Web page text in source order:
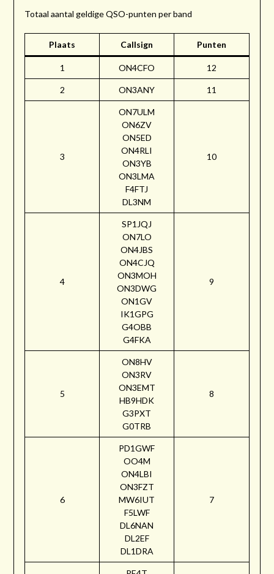
Totaal aantal geldige QSO-punten per band
Plaats Callsign Punten
1 ON4CFO 12
2 ON3ANY 11
3
ON7ULM
ON6ZV
ON5ED
ON4RLI
ON3YB
ON3LMA
F4FTJ
DL3NM
10
4
SP1JQJ
ON7LO
ON4JBS
ON4CJQ
ON3MOH
ON3DWG
ON1GV
IK1GPG
G4OBB
G4FKA
9
5
ON8HV
ON3RV
ON3EMT
HB9HDK
G3PXT
G0TRB
8
6
PD1GWF
OO4M
ON4LBI
ON3FZT
MW6IUT
F5LWF
DL6NAN
DL2EF
DL1DRA
7